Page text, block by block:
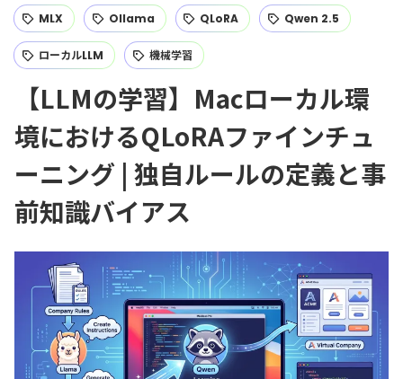
MLX Ollama QLoRA Qwen 2.5
ローカルLLM 機械学習
【LLMの学習】Macローカル環
境におけるQLoRAファインチュ
ーニング | 独自ルールの定義と事
前知識バイアス